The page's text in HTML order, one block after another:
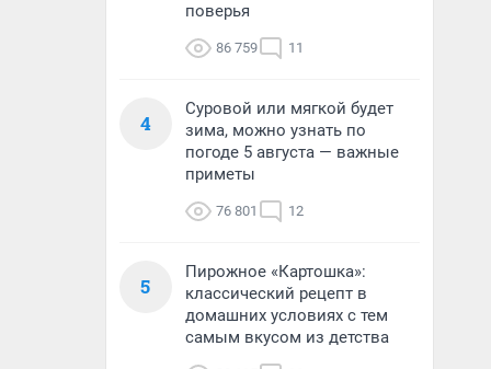
поверья
86 759 11
4
Суровой или мягкой будет
зима, можно узнать по
погоде 5 августа — важные
приметы
76 801 12
5
Пирожное «Картошка»:
классический рецепт в
домашних условиях с тем
самым вкусом из детства